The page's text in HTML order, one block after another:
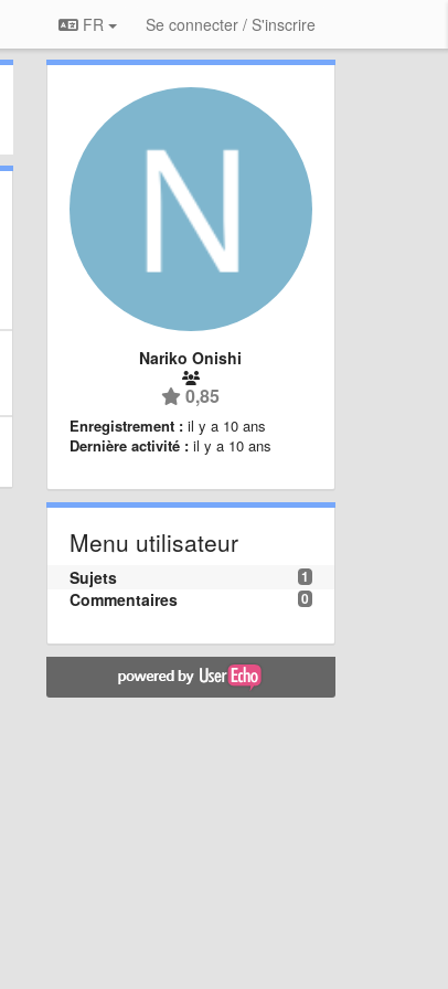
FR Se connecter / S'inscrire
Nariko Onishi
0,85
Enregistrement : il y a 10 ans
Dernière activité : il y a 10 ans
Menu utilisateur
1
Sujets
0
Commentaires